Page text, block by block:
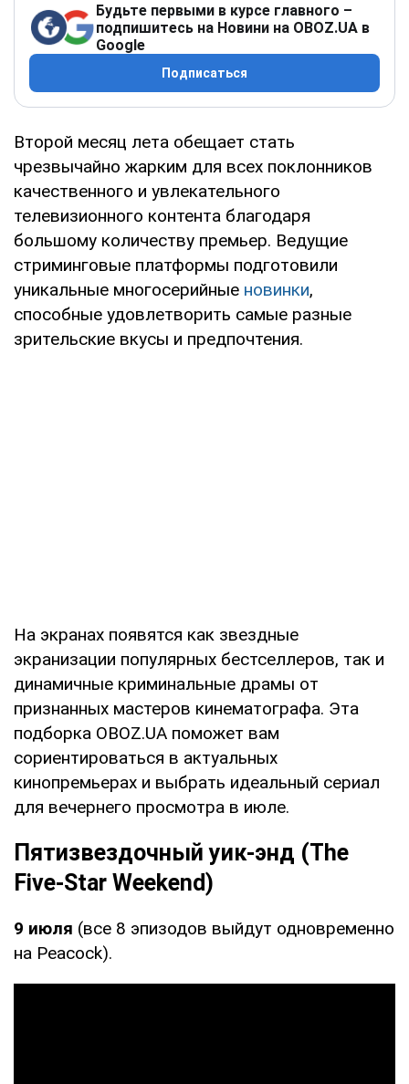
Будьте первыми в курсе главного –
подпишитесь на Новини на OBOZ.UA в
Google
Подписаться
Второй месяц лета обещает стать
чрезвычайно жарким для всех поклонников
качественного и увлекательного
телевизионного контента благодаря
большому количеству премьер. Ведущие
стриминговые платформы подготовили
уникальные многосерийные новинки,
способные удовлетворить самые разные
зрительские вкусы и предпочтения.
На экранах появятся как звездные
экранизации популярных бестселлеров, так и
динамичные криминальные драмы от
признанных мастеров кинематографа. Эта
подборка OBOZ.UA поможет вам
сориентироваться в актуальных
кинопремьерах и выбрать идеальный сериал
для вечернего просмотра в июле.
Пятизвездочный уик-энд (The
Five-Star Weekend)
9 июля (все 8 эпизодов выйдут одновременно
на Peacock).